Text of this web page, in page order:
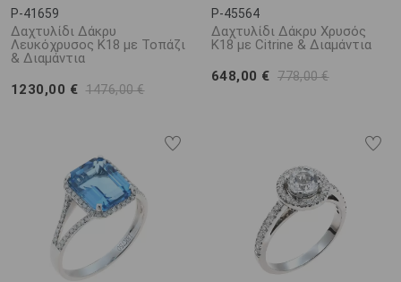
P-41659
Δαχτυλίδι Δάκρυ
Λευκόχρυσος Κ18 με Τοπάζι
& Διαμάντια
1230,00 € 1476,00 €
P-45564
Δαχτυλίδι Δάκρυ Χρυσός
Κ18 με Citrine & Διαμάντια
648,00 € 778,00 €